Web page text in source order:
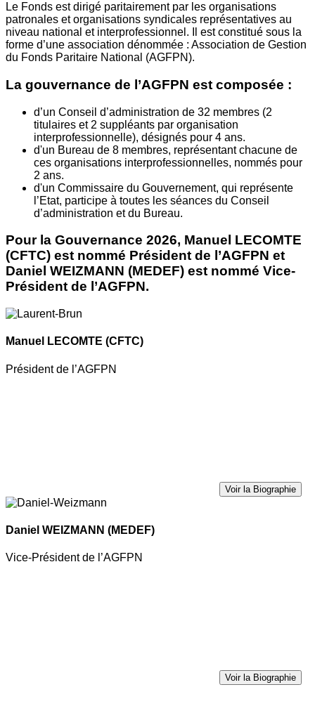
Le Fonds est dirigé paritairement par les organisations
patronales et organisations syndicales représentatives au
niveau national et interprofessionnel. Il est constitué sous la
forme d’une association dénommée : Association de Gestion
du Fonds Paritaire National (AGFPN).
La gouvernance de l’AGFPN est composée :
d’un Conseil d’administration de 32 membres (2
titulaires et 2 suppléants par organisation
interprofessionnelle), désignés pour 4 ans.
d'un Bureau de 8 membres, représentant chacune de
ces organisations interprofessionnelles, nommés pour
2 ans.
d'un Commissaire du Gouvernement, qui représente
l’Etat, participe à toutes les séances du Conseil
d’administration et du Bureau.
Pour la Gouvernance 2026, Manuel LECOMTE
(CFTC) est nommé Président de l’AGFPN et
Daniel WEIZMANN (MEDEF) est nommé Vice-
Président de l’AGFPN.
Manuel LECOMTE (CFTC)
Président de l’AGFPN
Voir la Biographie
Daniel WEIZMANN (MEDEF)
Vice-Président de l’AGFPN
Voir la Biographie